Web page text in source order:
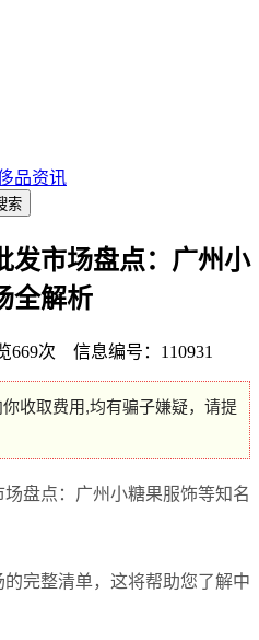
品资讯
索
发市场盘点：广州小
全解析
669次 信息编号：110931
收取费用,均有骗子嫌疑，请提
盘点：广州小糖果服饰等知名
完整清单，这将帮助您了解中